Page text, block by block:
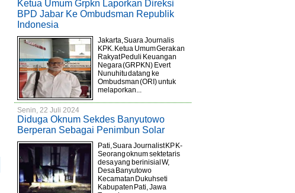
Ketua Umum Grpkn Laporkan Direksi
BPD Jabar Ke Ombudsman Republik
Indonesia
Jakarta, Suara Journalis
KPK. Ketua Umum Gerakan
Rakyat Peduli Keuangan
Negara (GRPKN) Evert
Nunuhitu datang ke
Ombudsman (ORI) untuk
melaporkan...
Senin, 22 Juli 2024
Diduga Oknum Sekdes Banyutowo
Berperan Sebagai Penimbun Solar
Pati, Suara Journalist KPK-
Seorang oknum sektetaris
desa yang berinisial W,
Desa Banyutowo
Kecamatan Dukuhseti
Kabupaten Pati, Jawa